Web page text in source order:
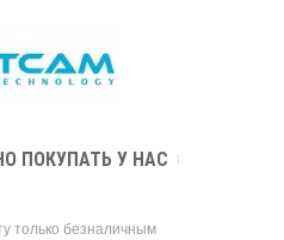
ПОКУПАТЬ У НАС
только безналичным